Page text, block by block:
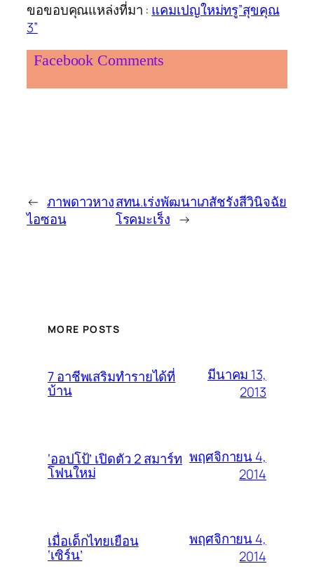
ขอขอบคุณแหล่งที่มา : แคมเปญใหม่ทรู”สุขคุณ
3”
Facebook Comments
← ภาพดาวหาง
ไอซอน
สทน.เร่งพัฒนาเภสัชรังสีวินิจฉัย
โรคมะเร็ง →
MORE POSTS
7 อาชีพเสริมทำรายได้ที่
บ้าน
มีนาคม 13,
2013
‘ออปโป้’ เปิดตัว 2 สมาร์ท
โฟนใหม่
พฤศจิกายน 4,
2014
เมื่อเด็กไทยเยือน
‘เซิร์น’
พฤศจิกายน 4,
2014